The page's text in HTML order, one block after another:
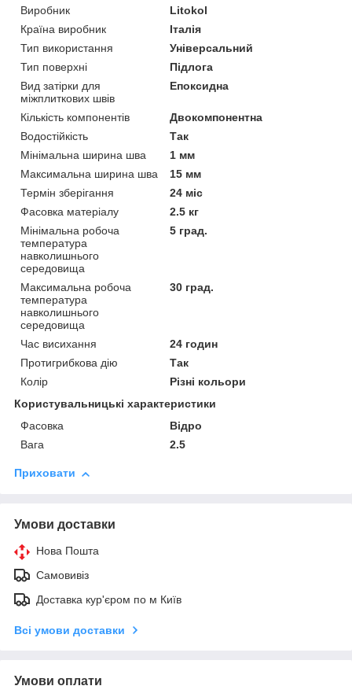
Виробник
Litokol
Країна виробник
Італія
Тип використання
Універсальний
Тип поверхні
Підлога
Вид затірки для
міжплиткових швів
Епоксидна
Кількість компонентів
Двокомпонентна
Водостійкість
Так
Мінімальна ширина шва
1 мм
Максимальна ширина шва
15 мм
Термін зберігання
24 міс
Фасовка матеріалу
2.5 кг
Мінімальна робоча
температура
навколишнього
середовища
5 град.
Максимальна робоча
температура
навколишнього
середовища
30 град.
Час висихання
24 годин
Протигрибкова дію
Так
Колір
Різні кольори
Користувальницькі характеристики
Фасовка
Відро
Вага
2.5
Приховати
Умови доставки
Нова Пошта
Самовивіз
Доставка кур'єром по м Київ
Всі умови доставки
Умови оплати